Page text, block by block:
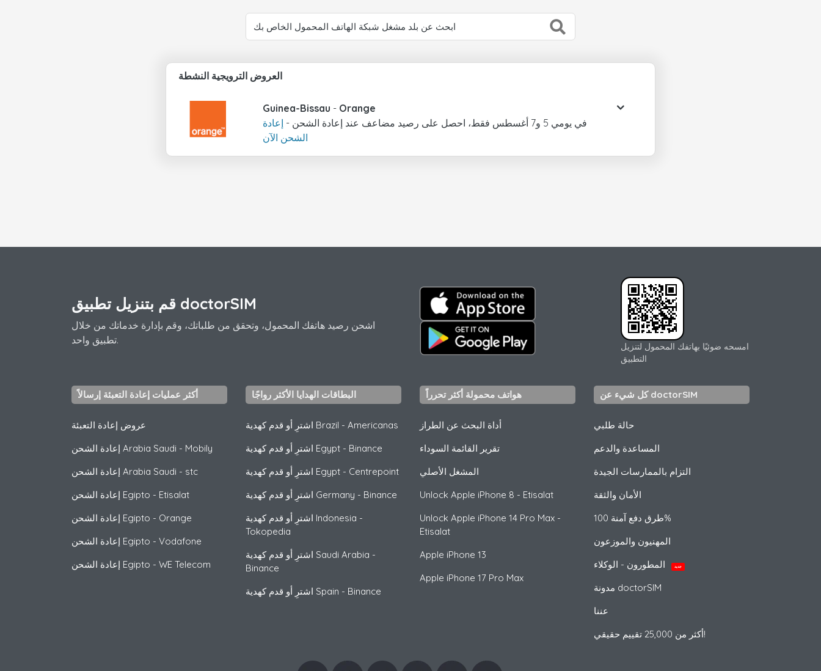
العروض الترويجية النشطة
Guinea-Bissau - Orange
في يومي 5 و7 أغسطس فقط، احصل على رصيد مضاعف عند إعادة الشحن -
إعادة
الشحن الآن
قم بتنزيل تطبيق doctorSIM
اشحن رصيد هاتفك المحمول، وتحقق من طلباتك، وقم بإدارة خدماتك من خلال
تطبيق واحد.
امسحه ضوئيًا بهاتفك المحمول لتنزيل
التطبيق
أكثر عمليات إعادة التعبئة إرسالاً
عروض إعادة التعبئة
إعادة الشحن Arabia Saudi - Mobily
إعادة الشحن Arabia Saudi - stc
إعادة الشحن Egipto - Etisalat
إعادة الشحن Egipto - Orange
إعادة الشحن Egipto - Vodafone
إعادة الشحن Egipto - WE Telecom
البطاقات الهدايا الأكثر رواجًا
اشترِ أو قدم كهدية Brazil - Americanas
اشترِ أو قدم كهدية Egypt - Binance
اشترِ أو قدم كهدية Egypt - Centrepoint
اشترِ أو قدم كهدية Germany - Binance
اشترِ أو قدم كهدية Indonesia -
Tokopedia
اشترِ أو قدم كهدية Saudi Arabia -
Binance
اشترِ أو قدم كهدية Spain - Binance
هواتف محمولة أكثر تحرراً
أداة البحث عن الطراز
تقرير القائمة السوداء
المشغل الأصلي
Unlock Apple iPhone 8 - Etisalat
Unlock Apple iPhone 14 Pro Max -
Etisalat
Apple iPhone 13
Apple iPhone 17 Pro Max
كل شيء عن doctorSIM
حالة طلبي
المساعدة والدعم
التزام بالممارسات الجيدة
الأمان والثقة
طرق دفع آمنة 100%
المهنيون والموزعون
جديد
مدونة doctorSIM
عننا
أكثر من 25,000 تقييم حقيقي!